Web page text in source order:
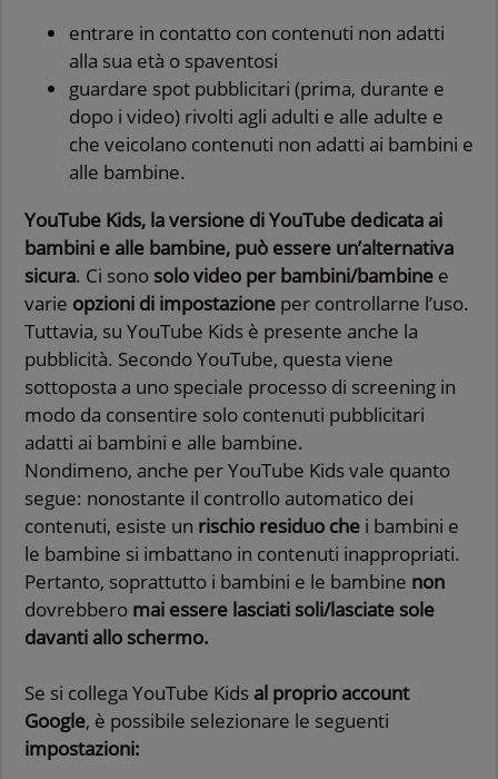
entrare in contatto con contenuti non adatti
alla sua età o spaventosi
guardare spot pubblicitari (prima, durante e
dopo i video) rivolti agli adulti e alle adulte e
che veicolano contenuti non adatti ai bambini e
alle bambine.
YouTube Kids, la versione di YouTube dedicata ai
bambini e alle bambine, può essere un’alternativa
sicura. Ci sono solo video per bambini/bambine e
varie opzioni di impostazione per controllarne l’uso.
Tuttavia, su YouTube Kids è presente anche la
pubblicità. Secondo YouTube, questa viene
sottoposta a uno speciale processo di screening in
modo da consentire solo contenuti pubblicitari
adatti ai bambini e alle bambine.
Nondimeno, anche per YouTube Kids vale quanto
segue: nonostante il controllo automatico dei
contenuti, esiste un rischio residuo che i bambini e
le bambine si imbattano in contenuti inappropriati.
Pertanto, soprattutto i bambini e le bambine non
dovrebbero mai essere lasciati soli/lasciate sole
davanti allo schermo.
Se si collega YouTube Kids al proprio account
Google, è possibile selezionare le seguenti
impostazioni: